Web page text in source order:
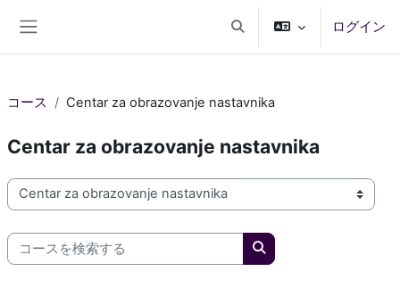
検索入力に切り替えるログイン
コース Centar za obrazovanje nastavnika
Centar za obrazovanje nastavnika
コースカテゴリ
コースを検索する
コースを検索する